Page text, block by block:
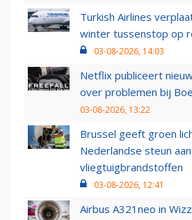
Turkish Airlines
winter tussenstop op
03-08-2026, 14:03
Netflix publiceert
over problemen bij
03-08-2026, 13:22
Brussel geeft groen
Nederlandse steun
vliegtuigbrandstoffen
03-08-2026, 12:41
Airbus A321neo in